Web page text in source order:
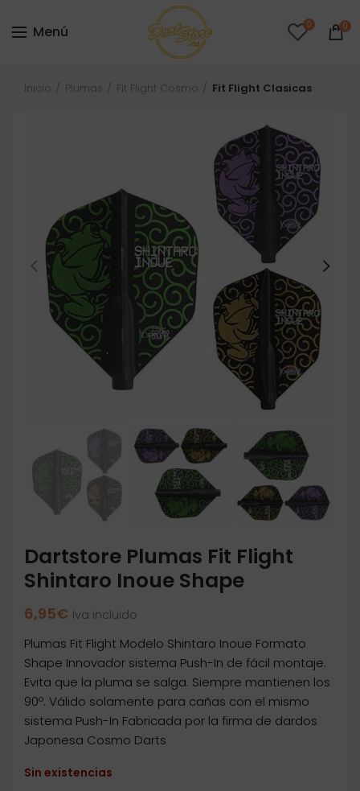
Menú 0 0
Inicio Plumas Fit Flight Cosmo Fit Flight Clasicas
Dartstore Plumas Fit Flight
Shintaro Inoue Shape
6,95€ Iva incluido
Plumas Fit Flight Modelo Shintaro Inoue Formato
Shape Innovador sistema Push-In de fácil montaje.
Evita que la pluma se salga. Siempre mantienen los
90º. Válido solamente para cañas con el mismo
sistema Push-In Fabricada por la firma de dardos
Japonesa Cosmo Darts
Sin existencias